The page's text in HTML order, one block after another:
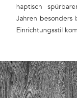
haptisch
Jahren besonders
Einrichtungsstil